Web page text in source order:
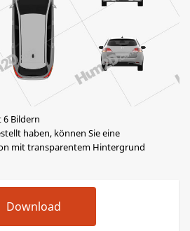
6 Bildern
haben, können Sie eine
mit transparentem Hintergrund